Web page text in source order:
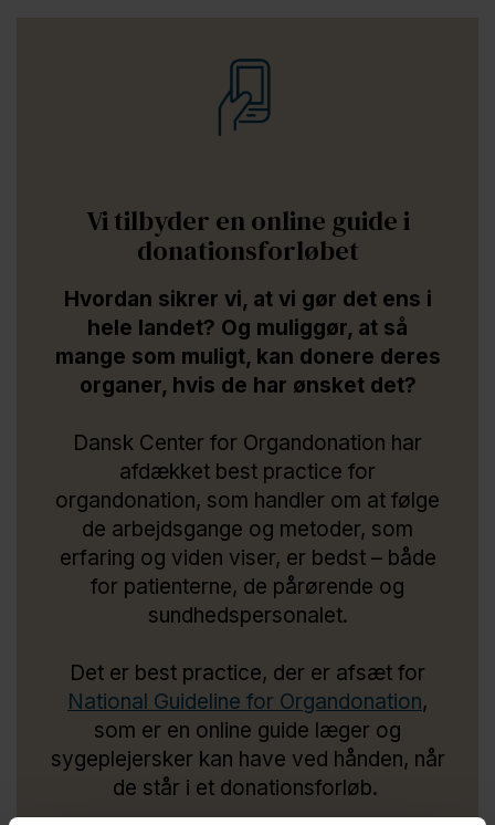
Vi tilbyder en online guide i
donationsforløbet
Hvordan sikrer vi, at vi gør det ens i
hele landet? Og muliggør, at så
mange som muligt, kan donere deres
organer, hvis de har ønsket det?
Dansk Center for Organdonation har
afdækket best practice for
organdonation, som handler om at følge
de arbejdsgange og metoder, som
erfaring og viden viser, er bedst – både
for patienterne, de pårørende og
sundhedspersonalet.
Det er best practice, der er afsæt for
National Guideline for Organdonation,
som er en online guide læger og
sygeplejersker kan have ved hånden, når
de står i et donationsforløb.